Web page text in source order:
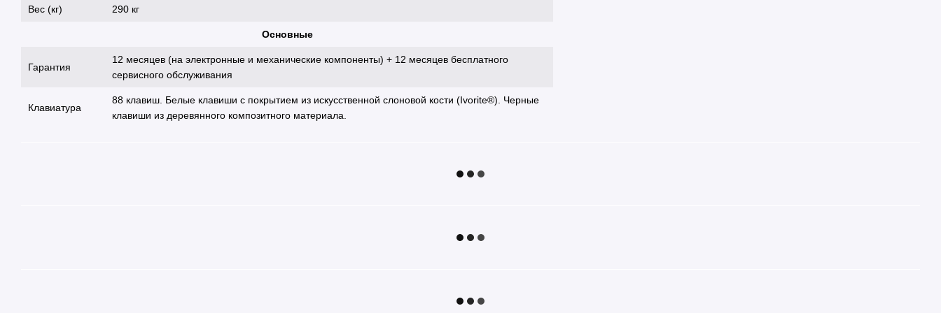
Вес (кг) 290 кг
Основные
Гарантия
12 месяцев (на электронные и механические компоненты) + 12 месяцев бесплатного
сервисного обслуживания
Клавиатура
88 клавиш. Белые клавиши с покрытием из искусственной слоновой кости (Ivorite®). Черные
клавиши из деревянного композитного материала.